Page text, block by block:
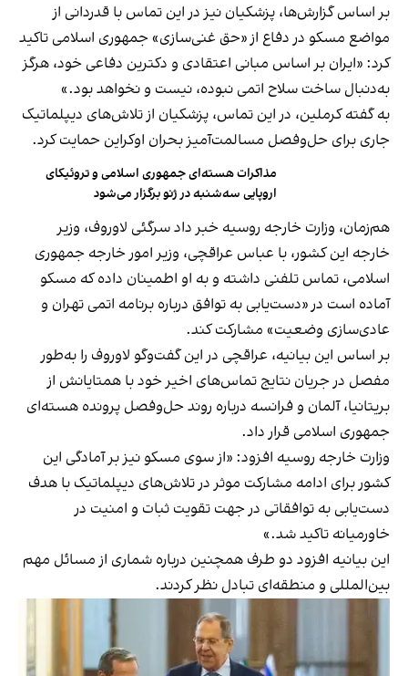
بر اساس گزارش‌ها، پزشکیان نیز در این تماس با قدردانی از
مواضع مسکو در دفاع از «حق غنی‌سازی» جمهوری اسلامی تاکید
کرد: «ایران بر اساس مبانی اعتقادی و دکترین دفاعی خود، هرگز
به‌دنبال ساخت سلاح اتمی نبوده، نیست و نخواهد بود.»
به گفته کرملین، در این تماس، پزشکیان از تلاش‌های دیپلماتیک
جاری برای حل‌وفصل مسالمت‌آمیز بحران اوکراین حمایت کرد.
مذاکرات هسته‌ای جمهوری اسلامی و تروئیکای
اروپایی سه‌شنبه در ژنو برگزار می‌شود
هم‌زمان، وزارت خارجه روسیه خبر داد سرگئی لاوروف، وزیر
خارجه این کشور، با عباس عراقچی، وزیر امور خارجه جمهوری
اسلامی، تماس تلفنی داشته و به او اطمینان داده که مسکو
آماده است در «دست‌یابی به توافق درباره برنامه اتمی تهران و
عادی‌سازی وضعیت» مشارکت کند.
بر اساس این بیانیه، عراقچی در این گفت‌وگو لاوروف را به‌طور
مفصل در جریان نتایج تماس‌های اخیر خود با همتایانش از
بریتانیا، آلمان و فرانسه درباره روند حل‌وفصل پرونده هسته‌ای
جمهوری اسلامی قرار داد.
وزارت خارجه روسیه افزود: «از سوی مسکو نیز بر آمادگی این
کشور برای ادامه مشارکت موثر در تلاش‌های دیپلماتیک با هدف
دست‌یابی به توافقاتی در جهت تقویت ثبات و امنیت در
خاورمیانه تاکید شد.»
این بیانیه افزود دو طرف همچنین درباره شماری از مسائل مهم
بین‌المللی و منطقه‌ای تبادل نظر کردند.